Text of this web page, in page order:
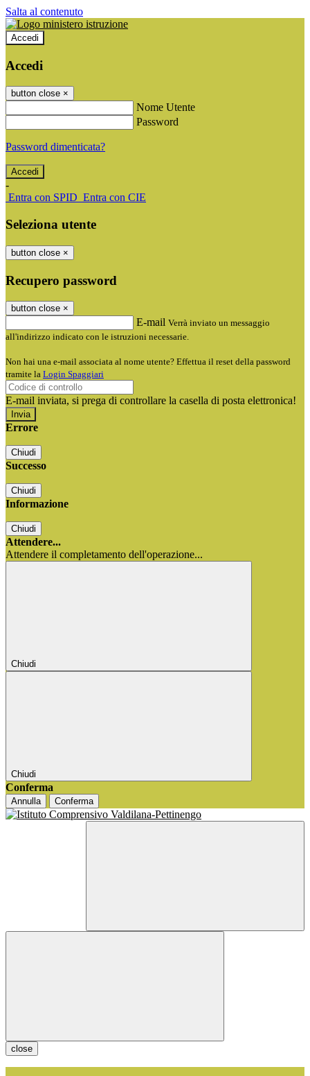
Salta al contenuto
Accedi
Accedi
button close ×
Nome Utente
Password
Password dimenticata?
-
Entra con SPID Entra con CIE
Seleziona utente
button close ×
Recupero password
button close ×
E-mail Verrà inviato un messaggio
all'indirizzo indicato con le istruzioni necessarie.
Non hai una e-mail associata al nome utente? Effettua il reset della password
tramite la Login Spaggiari
E-mail inviata, si prega di controllare la casella di posta elettronica!
Errore
Chiudi
Successo
Chiudi
Informazione
Chiudi
Attendere...
Attendere il completamento dell'operazione...
Chiudi
Chiudi
Conferma
Annulla Conferma
close